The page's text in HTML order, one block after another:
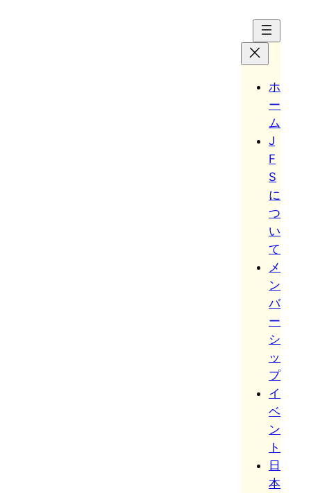
ホ
ー
ム
J
F
S
に
つ
い
て
メ
ン
バ
ー
シ
ッ
プ
イ
ベ
ン
ト
日
本